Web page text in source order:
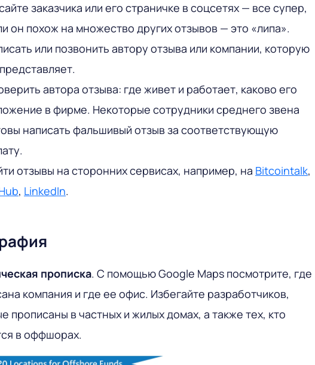
заказчика или его страничке в соцсетях — все супер,
он похож на множество других отзывов — это «липа».
или позвонить автору отзыва или компании, которую
автора отзыва: где живет и работает, каково его
в фирме. Некоторые сотрудники среднего звена
написать фальшивый отзыв за соответствующую
отзывы на сторонних сервисах, например, на Bitcointalk,
, LinkedIn.
прописка. С помощью Google Maps посмотрите, где
компания и где ее офис. Избегайте разработчиков,
прописаны в частных и жилых домах, а также тех, кто
в оффшорах.